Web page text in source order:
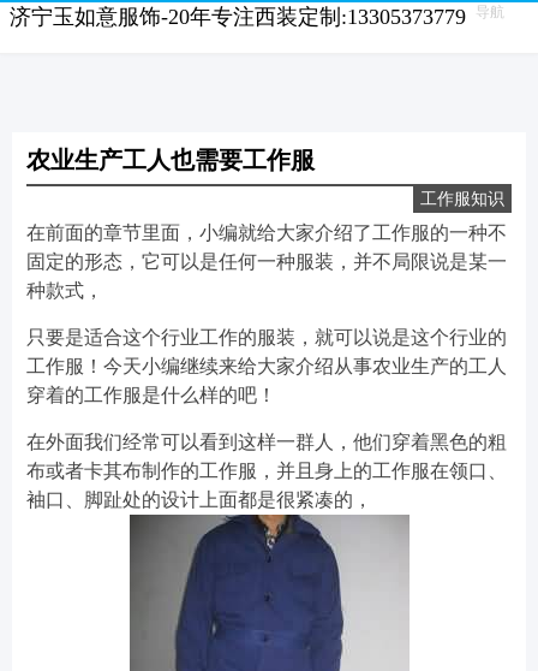
济宁玉如意服饰-20年专注西装定制:13305373779 导航
农业生产工人也需要工作服
工作服知识
在前面的章节里面，小编就给大家介绍了工作服的一种不
固定的形态，它可以是任何一种服装，并不局限说是某一
种款式，
只要是适合这个行业工作的服装，就可以说是这个行业的
工作服！今天小编继续来给大家介绍从事农业生产的工人
穿着的工作服是什么样的吧！
在外面我们经常可以看到这样一群人，他们穿着黑色的粗
布或者卡其布制作的工作服，并且身上的工作服在领口、
袖口、脚趾处的设计上面都是很紧凑的，